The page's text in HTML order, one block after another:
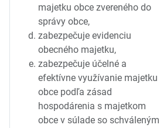
majetku obce zvereného do
správy obce,
zabezpečuje evidenciu
obecného majetku,
zabezpečuje účelné a
efektívne využívanie majetku
obce podľa zásad
hospodárenia s majetkom
obce v súlade so schváleným